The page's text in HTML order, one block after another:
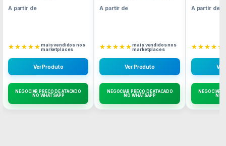
A partir de
★★★★★mais vendidos nos
marketplaces
Ver Produto
NEGOCIAR PREÇO DE ATACADO
NO WHATSAPP
A partir de
★★★★★mais vendidos nos
marketplaces
Ver Produto
NEGOCIAR PREÇO DE ATACADO
NO WHATSAPP
A partir de
★★★★★
NEGOCIAR
NO